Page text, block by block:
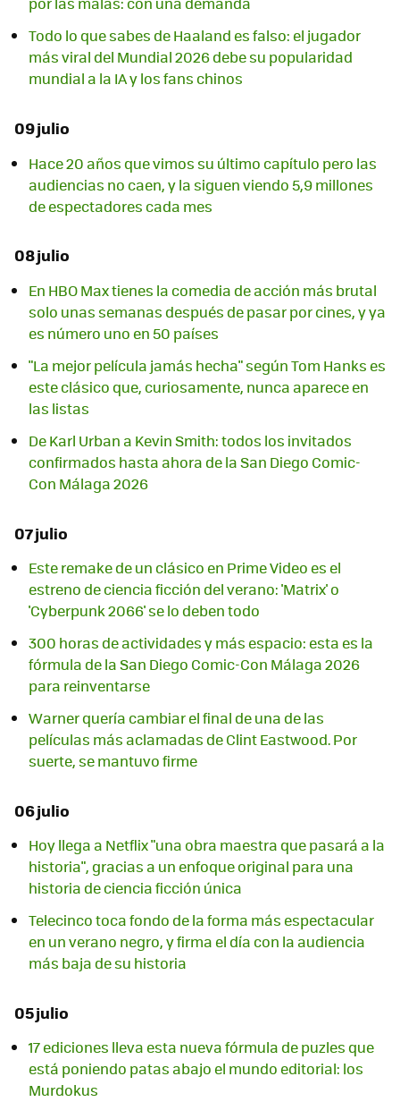
Todo lo que sabes de Haaland es falso: el jugador
más viral del Mundial 2026 debe su popularidad
mundial a la IA y los fans chinos
09 julio
Hace 20 años que vimos su último capítulo pero las
audiencias no caen, y la siguen viendo 5,9 millones
de espectadores cada mes
08 julio
En HBO Max tienes la comedia de acción más brutal
solo unas semanas después de pasar por cines, y ya
es número uno en 50 países
"La mejor película jamás hecha" según Tom Hanks es
este clásico que, curiosamente, nunca aparece en
las listas
De Karl Urban a Kevin Smith: todos los invitados
confirmados hasta ahora de la San Diego Comic-
Con Málaga 2026
07 julio
Este remake de un clásico en Prime Video es el
estreno de ciencia ficción del verano: 'Matrix' o
'Cyberpunk 2066' se lo deben todo
300 horas de actividades y más espacio: esta es la
fórmula de la San Diego Comic-Con Málaga 2026
para reinventarse
Warner quería cambiar el final de una de las
películas más aclamadas de Clint Eastwood. Por
suerte, se mantuvo firme
06 julio
Hoy llega a Netflix "una obra maestra que pasará a la
historia", gracias a un enfoque original para una
historia de ciencia ficción única
Telecinco toca fondo de la forma más espectacular
en un verano negro, y firma el día con la audiencia
más baja de su historia
05 julio
17 ediciones lleva esta nueva fórmula de puzles que
está poniendo patas abajo el mundo editorial: los
Murdokus